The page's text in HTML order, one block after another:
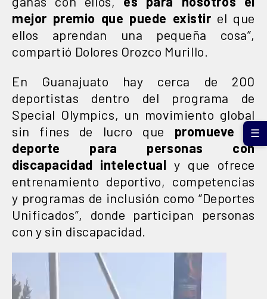
mejor premio que puede existir el que
ellos aprendan una pequeña cosa”,
compartió Dolores Orozco Murillo.
En Guanajuato hay cerca de 200
deportistas dentro del programa de
Special Olympics, un movimiento global
sin fines de lucro que promueve el
deporte para personas con
discapacidad intelectual y que ofrece
entrenamiento deportivo, competencias
y programas de inclusión como “Deportes
Unificados”, donde participan personas
con y sin discapacidad.
Reproductor
de
☰